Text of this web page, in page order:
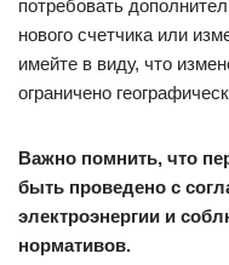
потребовать
нового счетчика или
имейте в виду, что
ограничено
Важно помнить, что
быть проведено с
электроэнергии и
нормативов.